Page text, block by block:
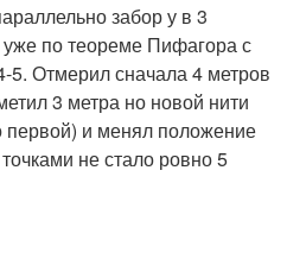
забор у в 3
по теореме Пифагора с
5. Отмерил сначала 4 метров
3 метра но новой нити
и менял положение
не стало ровно 5